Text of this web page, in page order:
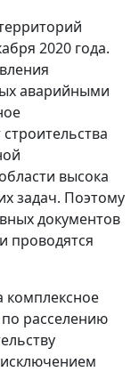
2020 года.
аварийными
высока
задач. Поэтому
документов
проводятся
комплексное
расселению